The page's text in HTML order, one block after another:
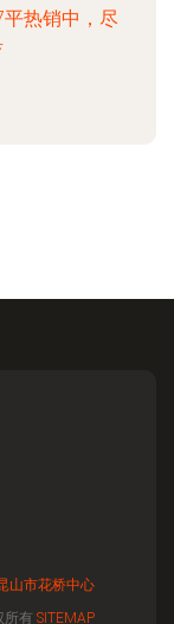
热销中，尽
山市花桥中心
有 SITEMAP